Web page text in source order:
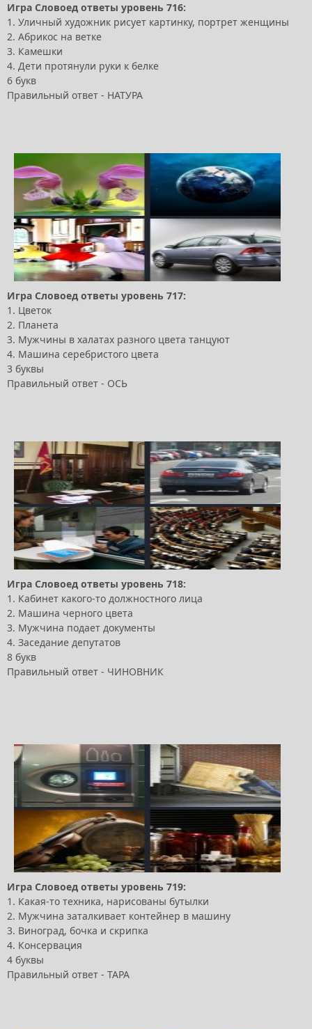
Игра Словоед ответы уровень 716:
1. Уличный художник рисует картинку, портрет женщины
2. Абрикос на ветке
3. Камешки
4. Дети протянули руки к белке
6 букв
Правильный ответ - НАТУРА
Игра Словоед ответы уровень 717:
1. Цветок
2. Планета
3. Мужчины в халатах разного цвета танцуют
4. Машина серебристого цвета
3 буквы
Правильный ответ - ОСЬ
Игра Словоед ответы уровень 718:
1. Кабинет какого-то должностного лица
2. Машина черного цвета
3. Мужчина подает документы
4. Заседание депутатов
8 букв
Правильный ответ - ЧИНОВНИК
Игра Словоед ответы уровень 719:
1. Какая-то техника, нарисованы бутылки
2. Мужчина заталкивает контейнер в машину
3. Виноград, бочка и скрипка
4. Консервация
4 буквы
Правильный ответ - ТАРА